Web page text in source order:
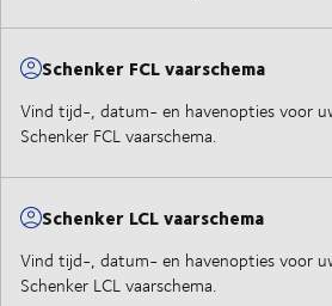
Schenker FCL vaarschema
Vind tijd-, datum- en havenopties voor
Schenker FCL vaarschema.
Schenker LCL vaarschema
Vind tijd-, datum- en havenopties voor
Schenker LCL vaarschema.